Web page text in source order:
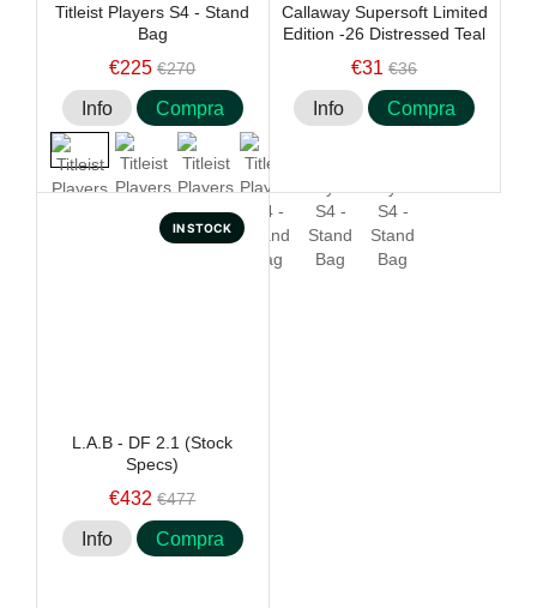
Titleist Players S4 - Stand
Bag
€225 €270
Info Compra
Callaway Supersoft Limited
Edition -26 Distressed Teal
€31 €36
Info Compra
IN STOCK
L.A.B - DF 2.1 (Stock
Specs)
€432 €477
Info Compra